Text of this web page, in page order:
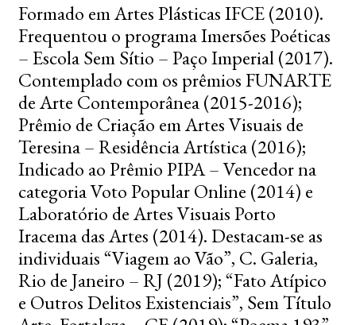
Formado em Artes Plásticas IFCE (2010).
Frequentou o programa Imersões Poéticas
– Escola Sem Sítio – Paço Imperial (2017).
Contemplado com os prêmios FUNARTE
de Arte Contemporânea (2015-2016);
Prêmio de Criação em Artes Visuais de
Teresina – Residência Artística (2016);
Indicado ao Prêmio PIPA – Vencedor na
categoria Voto Popular Online (2014) e
Laboratório de Artes Visuais Porto
Iracema das Artes (2014). Destacam-se as
individuais “Viagem ao Vão”, C. Galeria,
Rio de Janeiro – RJ (2019); “Fato Atípico
e Outros Delitos Existenciais”, Sem Título